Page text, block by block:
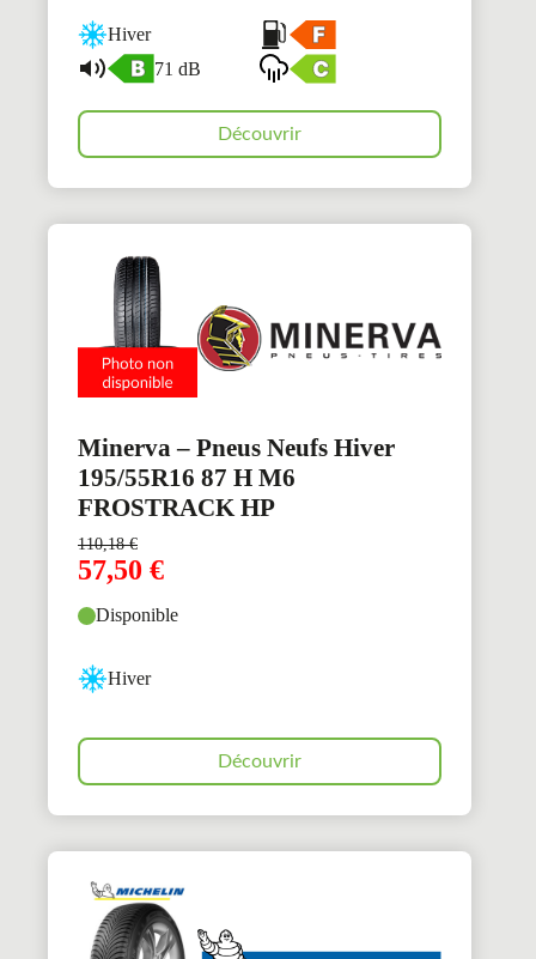
Hiver
71 dB
Découvrir
Minerva – Pneus Neufs Hiver
195/55R16 87 H M6
FROSTRACK HP
110,18€
57,50 €
Disponible
Hiver
Découvrir